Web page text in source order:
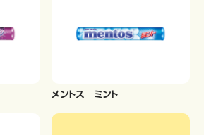
メントス ミント